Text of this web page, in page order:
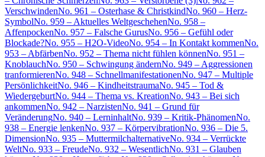
VerschwindenNo. 961 – Osterhase & ChristkindNo. 960 – Herz-
SymbolNo. 959 – Aktuelles WeltgeschehenNo. 958 –
AffenpockenNo. 957 – Falsche GurusNo. 956 – Gefühl oder
Blockade?No. 955 – H2O-VideoNo. 954 – In Kontakt kommenNo.
953 – AbfärbenNo. 952 – Thema nicht fühlen könnenNo. 951 –
KnoblauchNo. 950 – Schwingung ändernNo. 949 – Aggressionen
tranformierenNo. 948 – SchnellmanifestationenNo. 947 – Multiple
PersönlichkeitNo. 946 – KindheitstraumaNo. 945 – Tod &
WiedergeburtNo. 944 – Thema vs. KreationNo. 943 – Bei sich
ankommenNo. 942 – NarzistenNo. 941 – Grund für
VeränderungNo. 940 – LerninhaltNo. 939 – Kritik-PhänomenNo.
938 – Energie lenkenNo. 937 – KörpervibrationNo. 936 – Die 5.
DimensionNo. 935 – MuttermilchalternativeNo. 934 – Verrückte
WeltNo. 933 – FreudeNo. 932 – WesentlichNo. 931 – Glauben